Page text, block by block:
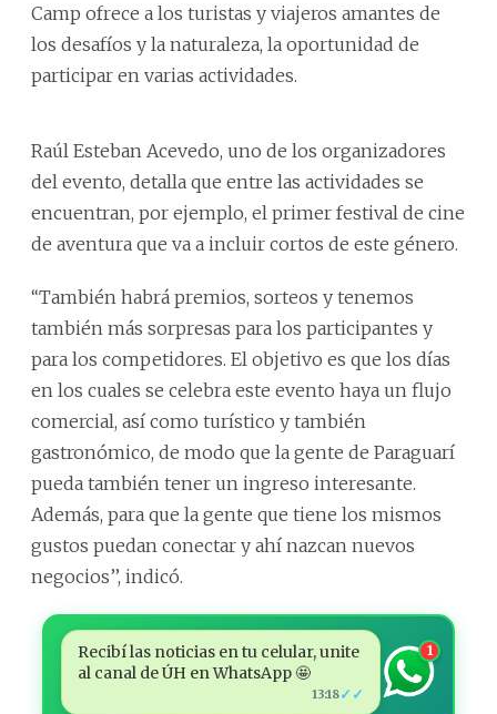
Camp ofrece a los turistas y viajeros amantes de
los desafíos y la naturaleza, la oportunidad de
participar en varias actividades.
Raúl Esteban Acevedo, uno de los organizadores
del evento, detalla que entre las actividades se
encuentran, por ejemplo, el primer festival de cine
de aventura que va a incluir cortos de este género.
‘‘También habrá premios, sorteos y tenemos
también más sorpresas para los participantes y
para los competidores. El objetivo es que los días
en los cuales se celebra este evento haya un flujo
comercial, así como turístico y también
gastronómico, de modo que la gente de Paraguarí
pueda también tener un ingreso interesante.
Además, para que la gente que tiene los mismos
gustos puedan conectar y ahí nazcan nuevos
negocios’’, indicó.
Recibí las noticias en tu celular, unite
al canal de ÚH en WhatsApp 🤩
13:18✓✓
1